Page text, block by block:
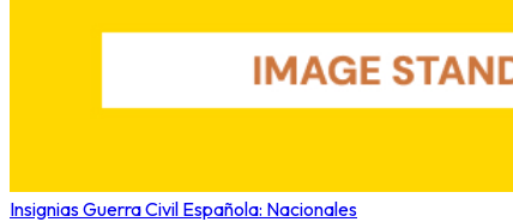
Insignias Guerra Civil Española: Nacionales